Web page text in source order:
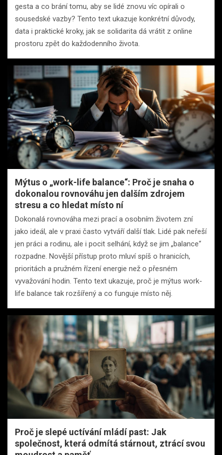
gesta a co brání tomu, aby se lidé znovu víc opírali o
sousedské vazby? Tento text ukazuje konkrétní důvody,
data i praktické kroky, jak se solidarita dá vrátit z online
prostoru zpět do každodenního života.
Mýtus o „work-life balance“: Proč je snaha o
dokonalou rovnováhu jen dalším zdrojem
stresu a co hledat místo ní
Dokonalá rovnováha mezi prací a osobním životem zní
jako ideál, ale v praxi často vytváří další tlak. Lidé pak neřeší
jen práci a rodinu, ale i pocit selhání, když se jim „balance“
rozpadne. Novější přístup proto mluví spíš o hranicích,
prioritách a pružném řízení energie než o přesném
vyvažování hodin. Tento text ukazuje, proč je mýtus work-
life balance tak rozšířený a co funguje místo něj.
Proč je slepé uctívání mládí past: Jak
společnost, která odmítá stárnout, ztrácí svou